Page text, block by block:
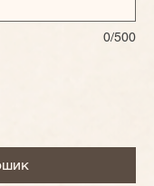
0/500